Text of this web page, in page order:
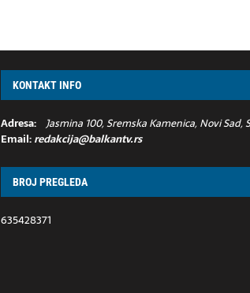
KONTAKT INFO
Adresa: Jasmina 100, Sremska Kamenica, Novi Sad,
Email:redakcija@balkantv.rs
BROJ PREGLEDA
635428371